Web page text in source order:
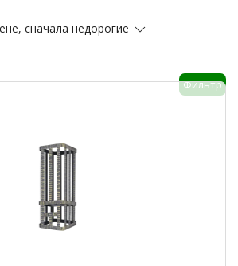
сначала недорогие
Фильтр